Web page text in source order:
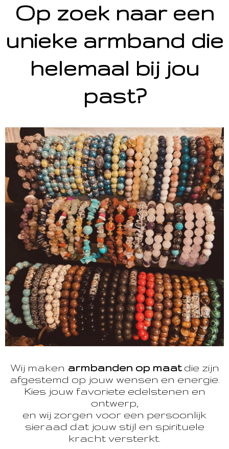
Op zoek naar een
unieke armband die
helemaal bij jou
past?
Wij maken armbanden op maatdie zijn
afgestemd op jouw wensen en energie.
Kies jouw favoriete edelstenen en
ontwerp,
en wij zorgen voor een persoonlijk
sieraad dat jouw stijl en spirituele
kracht versterkt.